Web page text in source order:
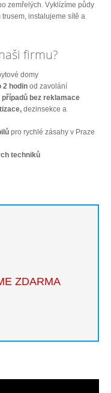
zemřelých. Vyklízíme půdy
instalujeme sítě a
firmu?
domy
2 hodin od zavolání
případů bez reklamace
dezinsekce a
pro rychlé zásahy v Praze
techniků
ZDARMA